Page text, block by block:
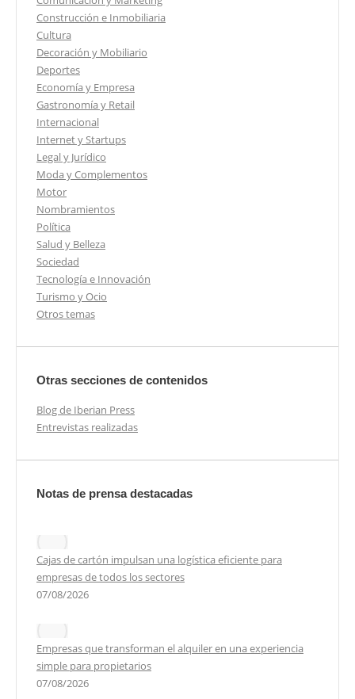
Construcción e Inmobiliaria
Cultura
Decoración y Mobiliario
Deportes
Economía y Empresa
Gastronomía y Retail
Internacional
Internet y Startups
Legal y Jurídico
Moda y Complementos
Motor
Nombramientos
Política
Salud y Belleza
Sociedad
Tecnología e Innovación
Turismo y Ocio
Otros temas
Otras secciones de contenidos
Blog de Iberian Press
Entrevistas realizadas
Notas de prensa destacadas
Cajas de cartón impulsan una logística eficiente para
empresas de todos los sectores
07/08/2026
Empresas que transforman el alquiler en una experiencia
simple para propietarios
07/08/2026